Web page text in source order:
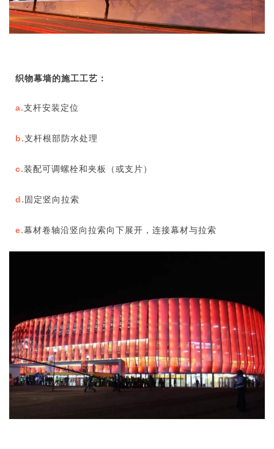
织物幕墙的施工工艺：
a.支杆安装定位
b.支杆根部防水处理
c.装配可调螺栓和夹板（或支片）
d. 固定竖向拉索
e.幕材卷轴沿竖向拉索向下展开，连接幕材与拉索